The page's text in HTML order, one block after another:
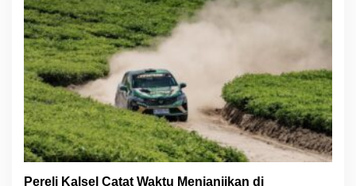
Pereli Kalsel Catat Waktu Menjanjikan di